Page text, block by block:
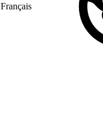
Français